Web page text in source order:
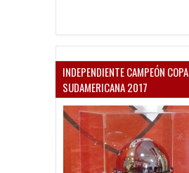
INDEPENDIENTE CAMPEÓN COPA
SUDAMERICANA 2017